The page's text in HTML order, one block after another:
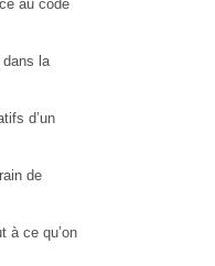
au code
dans la
d’un
de
à ce qu’on